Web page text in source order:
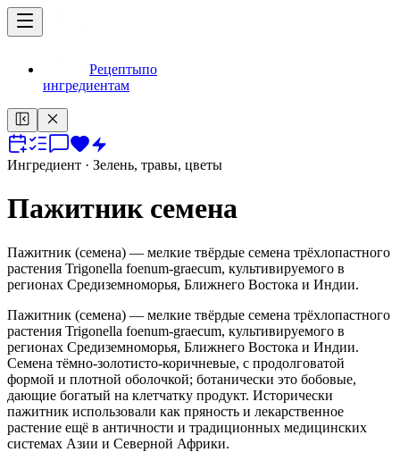
Рецептыпо
ингредиентам
Ингредиент · Зелень, травы, цветы
Пажитник семена
Пажитник (семена) — мелкие твёрдые семена трёхлопастного
растения Trigonella foenum-graecum, культивируемого в
регионах Средиземноморья, Ближнего Востока и Индии.
Пажитник (семена) — мелкие твёрдые семена трёхлопастного
растения Trigonella foenum-graecum, культивируемого в
регионах Средиземноморья, Ближнего Востока и Индии.
Семена тёмно-золотисто-коричневые, с продолговатой
формой и плотной оболочкой; ботанически это бобовые,
дающие богатый на клетчатку продукт. Исторически
пажитник использовали как пряность и лекарственное
растение ещё в античности и традиционных медицинских
системах Азии и Северной Африки.